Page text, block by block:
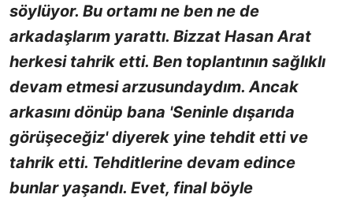
söylüyor. Bu ortamı ne ben ne de
arkadaşlarım yarattı. Bizzat Hasan Arat
herkesi tahrik etti. Ben toplantının sağlıklı
devam etmesi arzusundaydım. Ancak
arkasını dönüp bana 'Seninle dışarıda
görüşeceğiz' diyerek yine tehdit etti ve
tahrik etti. Tehditlerine devam edince
bunlar yaşandı. Evet, final böyle